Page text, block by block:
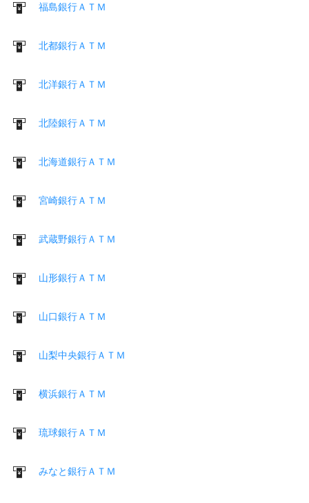
福島銀行ＡＴＭ
北都銀行ＡＴＭ
北洋銀行ＡＴＭ
北陸銀行ＡＴＭ
北海道銀行ＡＴＭ
宮崎銀行ＡＴＭ
武蔵野銀行ＡＴＭ
山形銀行ＡＴＭ
山口銀行ＡＴＭ
山梨中央銀行ＡＴＭ
横浜銀行ＡＴＭ
琉球銀行ＡＴＭ
みなと銀行ＡＴＭ